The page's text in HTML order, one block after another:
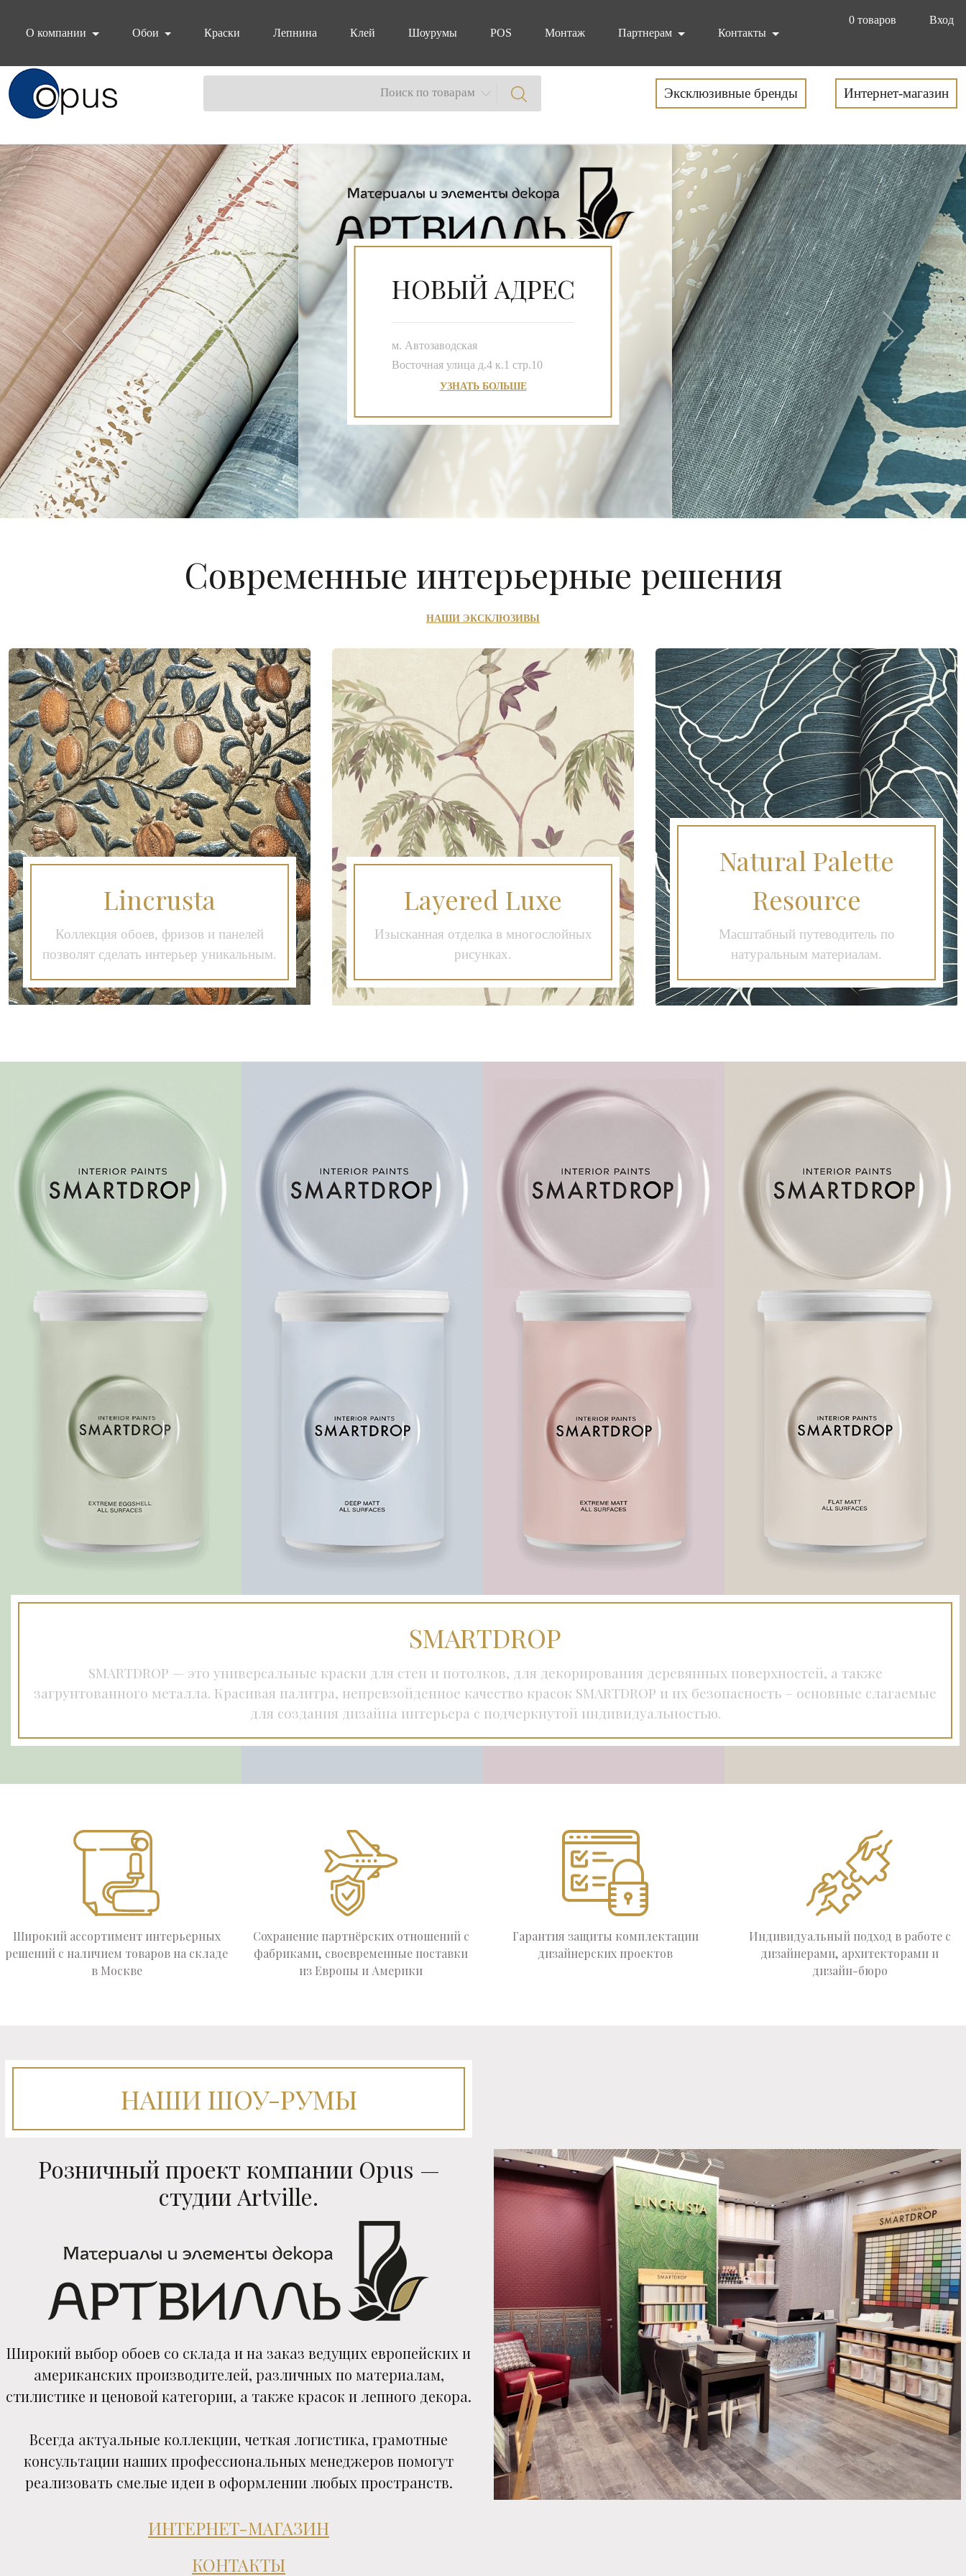
0 товаров
Вход
О компании
Обои Краски Лепнина Клей Шоурумы POS Монтаж Партнерам Контакты
Блок поиска Поиск по товарам Эксклюзивные бренды Интернет-магазин
Слайдер сайта
Lincrusta
Неповторимый дизайн Elizabeth в проекте
Maison Heler архитектора Филиппа Старка.
Previous Next
Современные интерьерные решения
НАШИ ЭКСКЛЮЗИВЫ
Lincrusta
Коллекция обоев, фризов и панелей
позволят сделать интерьер уникальным.
Layered Luxe
Изысканная отделка в многослойных
рисунках.
Natural Palette
Resource
Масштабный путеводитель по
натуральным материалам.
SMARTDROP
SMARTDROP — это универсальные краски для стен и потолков, для декорирования деревянных поверхностей, а также
загрунтованного металла. Красивая палитра, непревзойденное качество красок SMARTDROP и их безопасность – основные слагаемые
для создания дизайна интерьера с подчеркнутой индивидуальностью.
Широкий ассортимент интерьерных
решений с наличием товаров на складе
в Москве
Сохранение партнёрских отношений с
фабриками, своевременные поставки
из Европы и Америки
Гарантия защиты комплектации
дизайнерских проектов
Индивидуальный подход в работе с
дизайнерами, архитекторами и
дизайн-бюро
НАШИ ШОУ-РУМЫ
Розничный проект компании Opus —
студии Artville.
Широкий выбор обоев со склада и на заказ ведущих европейских и
американских производителей, различных по материалам,
стилистике и ценовой категории, а также красок и лепного декора.
Всегда актуальные коллекции, четкая логистика, грамотные
консультации наших профессиональных менеджеров помогут
реализовать смелые идеи в оформлении любых пространств.
ИНТЕРНЕТ-МАГАЗИН
КОНТАКТЫ